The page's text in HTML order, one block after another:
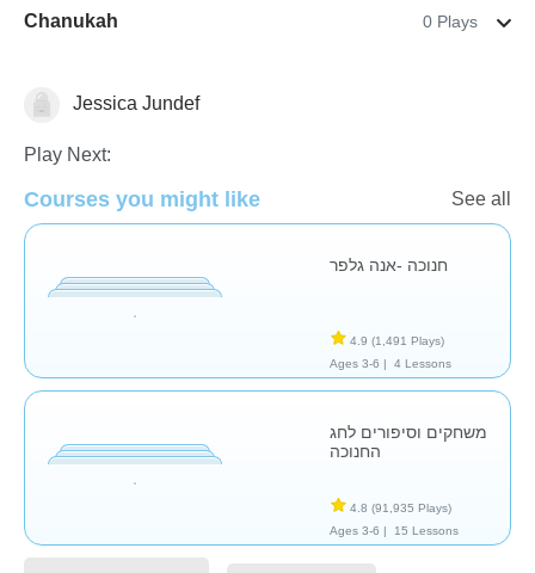
Chanukah 0 Plays
🕎 Hanukkah
Jessica Jundef
Play Next:
Courses you might like See all
חנוכה -אנה גלפר
4.9 (1,491 Plays)
Ages 3-6 |
4 Lessons
משחקים וסיפורים לחג
החנוכה
4.8 (91,935 Plays)
Ages 3-6 |
15 Lessons